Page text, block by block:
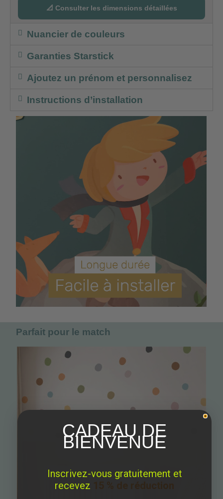
📐 Consulter les dimensions détaillées
Nuancier de couleurs
Garanties Starstick
Ajoutez un prénom et personnalisez
Instructions d’installation
Parfait pour le match
CADEAU DE
BIENVENUE
Inscrivez-vous gratuitement et
recevez
15 % de réduction